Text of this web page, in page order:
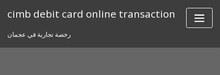
cimb debit card online transaction
رخصة تجارية في عجمان